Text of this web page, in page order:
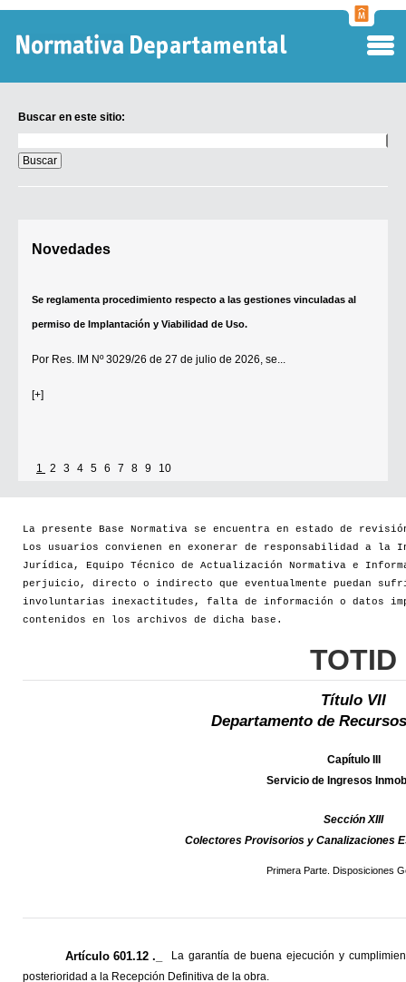
Buscar en este sitio:
en
este
sitio:
Novedades
Se reglamenta procedimiento respecto a las gestiones vinculadas al
permiso de Implantación y Viabilidad de Uso.
Por Res. IM Nº 3029/26 de 27 de julio de 2026, se...
[+]
1 2 3 4 5 6 7 8 9 10
La presente Base Normativa se encuentra en estado de
Los usuarios convienen en exonerar de responsabilidad a la
Jurídica, Equipo Técnico de Actualización Normativa e
perjuicio, directo o indirecto que eventualmente puedan
involuntarias inexactitudes, falta de información o datos
contenidos en los archivos de dicha base.
TOTID
Título VII
Departamento de
Capítulo III
Servicio de Ingresos
Sección XIII
Colectores Provisorios y Canalizaciones
Primera Parte. Disposiciones
Artículo 601.12 ._
La garantía de buena ejecución y
posterioridad a la Recepción Definitiva de la obra.